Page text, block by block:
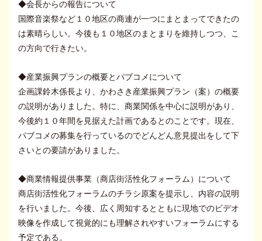
◆会長からの報告について
国際音楽祭など１０地区の商連が一つにまとまってできたの
は素晴らしい。今後も１０地区のまとまりを維持しつつ、こ
の方向で行きたい。
◆産業振興プランの概要とパブコメについて
企画課鈴木係長より、かわさき産業振興プラン（案）の概要
の説明がありました。特に、商業関係を中心に説明があり、
今後約１０年間を見据えた計画であるとのことです。現在、
パブコメの募集を行っているのでどんどん意見提出をして下
さいとの要請がありました。
◆商業情報提供事業（商店街活性化フォーラム）について
商店街活性化フォーラムのチラシ原案を提示し、内容の説明
を行いました。今後、広く周知するとともに現地でのビデオ
映像を作成して視覚的にも理解されやすいフォーラムにする
予定である。